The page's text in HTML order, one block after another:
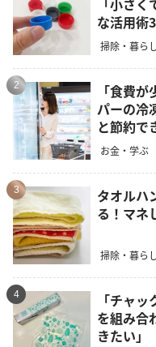
「小さ
な活用術3
掃除・暮ら
2
「食費
パーの冷
と節約で
お金・学ぶ
3
タオルハ
る！マネ
掃除・暮ら
4
「チャ
を組み合
きたい」